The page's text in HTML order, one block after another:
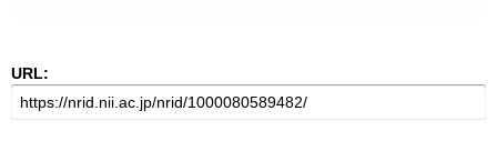
URL: